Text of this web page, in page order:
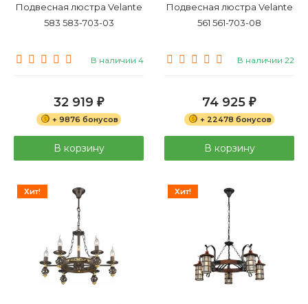
Подвесная люстра Velante
583 583-703-03
В наличии 4
32 919 ₽
+ 9876 бонусов
В корзину
Подвесная люстра Velante
561 561-703-08
В наличии 22
74 925 ₽
+ 22478 бонусов
В корзину
Хит! Хит!